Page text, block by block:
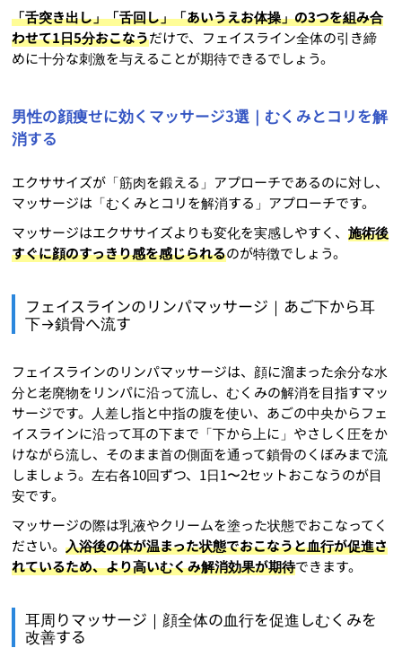
「舌突き出し」「舌回し」「あいうえお体操」の3つを組み合
わせて1日5分おこなうだけで、フェイスライン全体の引き締
めに十分な刺激を与えることが期待できるでしょう。
男性の顔痩せに効くマッサージ3選｜むくみとコリを解
消する
エクササイズが「筋肉を鍛える」アプローチであるのに対し、
マッサージは「むくみとコリを解消する」アプローチです。
マッサージはエクササイズよりも変化を実感しやすく、施術後
すぐに顔のすっきり感を感じられるのが特徴でしょう。
フェイスラインのリンパマッサージ｜あご下から耳
下→鎖骨へ流す
フェイスラインのリンパマッサージは、顔に溜まった余分な水
分と老廃物をリンパに沿って流し、むくみの解消を目指すマッ
サージです。人差し指と中指の腹を使い、あごの中央からフェ
イスラインに沿って耳の下まで「下から上に」やさしく圧をか
けながら流し、そのまま首の側面を通って鎖骨のくぼみまで流
しましょう。左右各10回ずつ、1日1〜2セットおこなうのが目
安です。
マッサージの際は乳液やクリームを塗った状態でおこなってく
ださい。入浴後の体が温まった状態でおこなうと血行が促進さ
れているため、より高いむくみ解消効果が期待できます。
耳周りマッサージ｜顔全体の血行を促進しむくみを
改善する